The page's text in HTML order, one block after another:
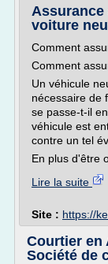
Assurance
voiture
Comment
Comment
Un véhicule
nécessaire de
se passe-t-il
véhicule est
contre un tel
En plus d'être
Lire la suite
Site : https://
Courtier en
Société de